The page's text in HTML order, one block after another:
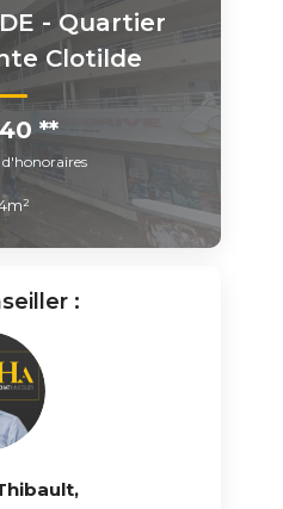
- Quartier
Clotilde
**
d'honoraires
m²
:
,